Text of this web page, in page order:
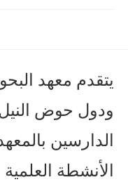
يتقدم معهد
ودول حوض النيل
الدارسين
الأنشطة